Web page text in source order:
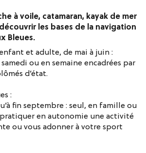
à voile, catamaran, kayak de mer
les bases de la navigation
Bleues.
et adulte, de mai à juin :
ou en semaine encadrées par
d’état.
:
fin septembre : seul, en famille ou
en autonomie une activité
ou vous adonner à votre sport